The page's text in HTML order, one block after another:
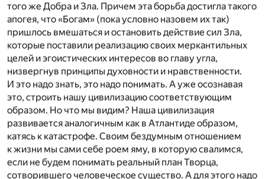
того же Добра и Зла. Причем эта борьба достигла такого
апогея, что «Богам» (пока условно назовем их так)
пришлось вмешаться и остановить действие сил Зла,
которые поставили реализацию своих меркантильных
целей и эгоистических интересов во главу угла,
низвергнув принципы духовности и нравственности.
И это надо знать, это надо понимать. А уже осознавая
это, строить нашу цивилизацию соответствующим
образом. Но что мы видим? Наша цивилизация
развивается аналогичным как в Атлантиде образом,
катясь к катастрофе. Своим бездумным отношением
к жизни мы сами себе роем яму, в которую свалимся,
если не будем понимать реальный план Творца,
сотворившего человеческое существо. А для этого надо